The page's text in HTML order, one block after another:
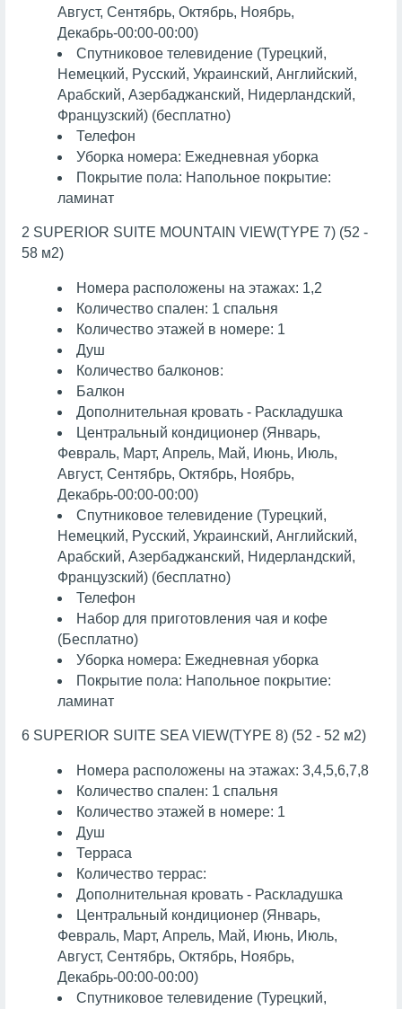
Август, Сентябрь, Октябрь, Ноябрь,
Декабрь-00:00-00:00)
Спутниковое телевидение (Турецкий,
Немецкий, Русский, Украинский, Английский,
Арабский, Азербаджанский, Нидерландский,
Французский) (бесплатно)
Телефон
Уборка номера: Ежедневная уборка
Покрытие пола: Напольное покрытие:
ламинат
2 SUPERIOR SUITE MOUNTAIN VIEW(TYPE 7) (52 -
58 м2)
Номера расположены на этажах: 1,2
Количество спален: 1 спальня
Количество этажей в номере: 1
Душ
Количество балконов:
Балкон
Дополнительная кровать - Раскладушка
Центральный кондиционер (Январь,
Февраль, Март, Апрель, Май, Июнь, Июль,
Август, Сентябрь, Октябрь, Ноябрь,
Декабрь-00:00-00:00)
Спутниковое телевидение (Турецкий,
Немецкий, Русский, Украинский, Английский,
Арабский, Азербаджанский, Нидерландский,
Французский) (бесплатно)
Телефон
Набор для приготовления чая и кофе
(Бесплатно)
Уборка номера: Ежедневная уборка
Покрытие пола: Напольное покрытие:
ламинат
6 SUPERIOR SUITE SEA VIEW(TYPE 8) (52 - 52 м2)
Номера расположены на этажах: 3,4,5,6,7,8
Количество спален: 1 спальня
Количество этажей в номере: 1
Душ
Терраса
Количество террас:
Дополнительная кровать - Раскладушка
Центральный кондиционер (Январь,
Февраль, Март, Апрель, Май, Июнь, Июль,
Август, Сентябрь, Октябрь, Ноябрь,
Декабрь-00:00-00:00)
Спутниковое телевидение (Турецкий,